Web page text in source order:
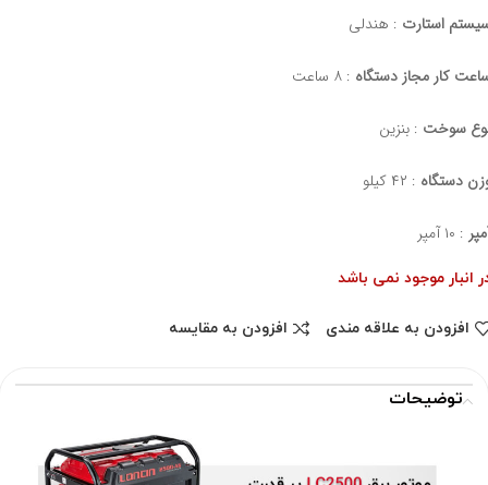
استارت : هندلی
کار مجاز دستگاه : ۸ ساعت
سوخت : بنزین
دستگاه : ۴۲ کیلو
: ۱۰ آمپر
انبار موجود نمی باشد
افزودن به علاقه مندی افزودن به مقایسه
توضیحات